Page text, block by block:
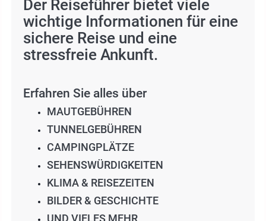
Der Reiseführer bietet viele
wichtige Informationen für eine
sichere Reise und eine
stressfreie Ankunft.
Erfahren Sie alles über
MAUTGEBÜHREN
TUNNELGEBÜHREN
CAMPINGPLÄTZE
SEHENSWÜRDIGKEITEN
KLIMA & REISEZEITEN
BILDER & GESCHICHTE
UND VIELES MEHR